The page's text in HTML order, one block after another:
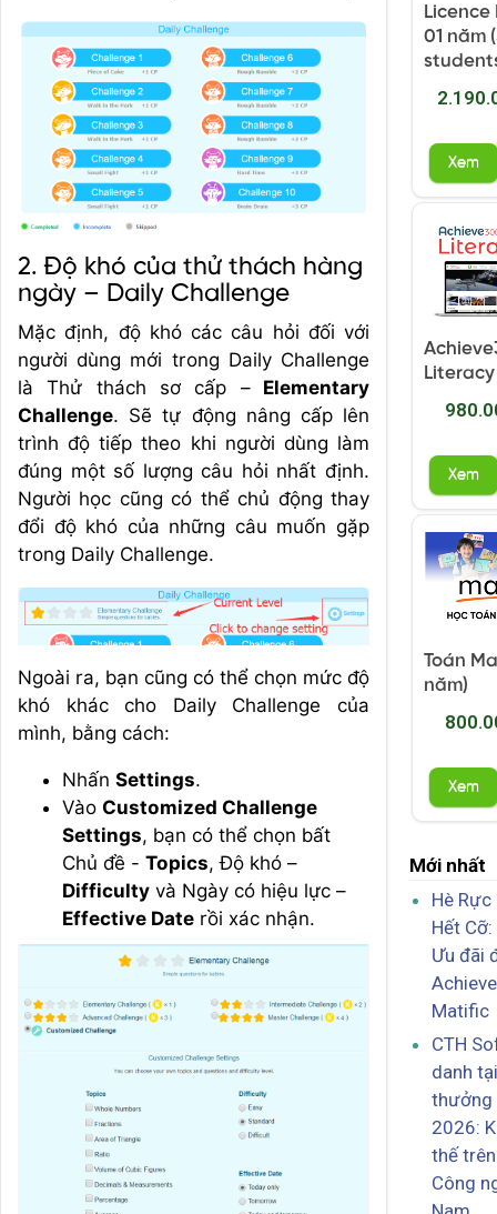
2. Độ khó của thử thách hàng
ngày – Daily Challenge
Mặc định, độ khó các câu hỏi đối với
người dùng mới trong Daily Challenge
là Thử thách sơ cấp –Elementary
Challenge. Sẽ tự động nâng cấp lên
trình độ tiếp theo khi người dùng làm
đúng một số lượng câu hỏi nhất định.
Người học cũng có thể chủ động thay
đổi độ khó của những câu muốn gặp
trong Daily Challenge.
Ngoài ra, bạn cũng có thể chọn mức độ
khó khác cho Daily Challenge của
mình, bằng cách:
Nhấn Settings.
Vào Customized Challenge
Settings, bạn có thể chọn bất
Chủ đề - Topics, Độ khó –
Difficulty và Ngày có hiệu lực –
Effective Date rồi xác nhận.
Licence
01 năm
Xem
Xem
Toán
năm)
Xem
Mới nhất
Hè Rực
Hết
Ưu đãi
Matific
CTH
danh
thưởng
2026:
thế
Công